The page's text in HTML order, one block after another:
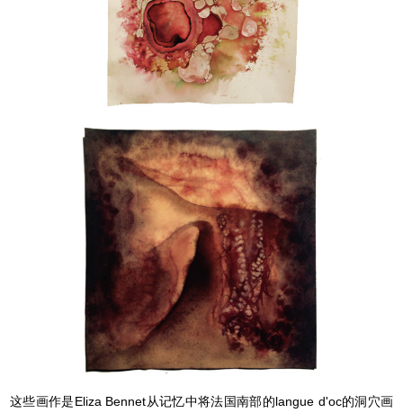
这些画作是Eliza Bennet从记忆中将法国南部的langue d'oc的洞穴画